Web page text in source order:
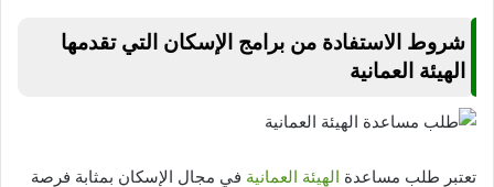
شروط الاستفادة من برامج الإسكان التي تقدمها
الهيئة العمانية
تعتبر طلب مساعدة الهيئة العمانية في مجال الإسكان بمثابة فرصة